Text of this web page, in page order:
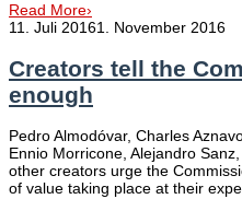
Read More›
11. Juli 20161. November 2016
Creators tell the
enough
Pedro Almodóvar, Charles
Ennio Morricone, Alejandro
other creators urge the
of value taking place at their